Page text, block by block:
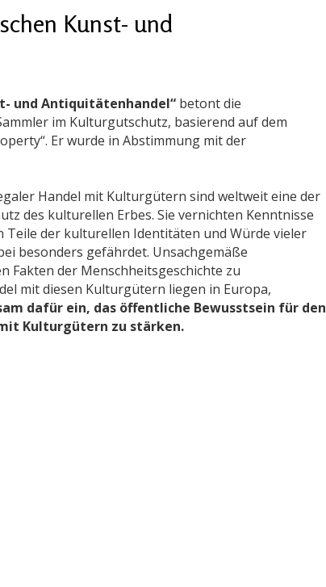
Kunst- und
und Antiquitätenhandel“ betont die
im Kulturgutschutz, basierend auf dem
Er wurde in Abstimmung mit der
Handel mit Kulturgütern sind weltweit eine der
des kulturellen Erbes. Sie vernichten Kenntnisse
Teile der kulturellen Identitäten und Würde vieler
besonders gefährdet. Unsachgemäße
Fakten der Menschheitsgeschichte zu
mit diesen Kulturgütern liegen in Europa,
dafür ein, das öffentliche Bewusstsein für den
Kulturgütern zu stärken.